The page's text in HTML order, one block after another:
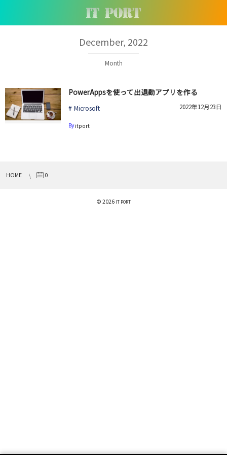
December, 2022
Month
PowerAppsを使って出退勤アプリを作る
Microsoft 2022年12月23日
Byitport
HOME 0
© 2026 IT PORT